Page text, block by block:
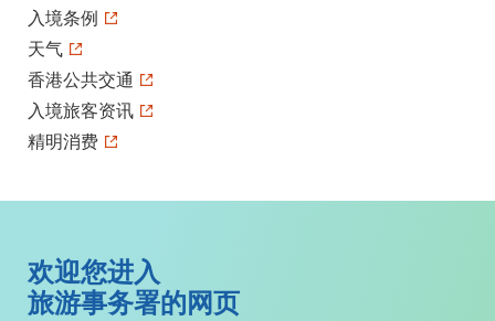
入境条例
天气
香港公共交通
入境旅客资讯
精明消费
欢迎您进入
旅游事务署的网页